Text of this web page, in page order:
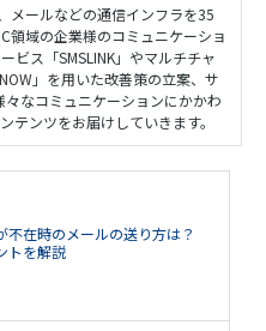
メールなどの通信インフラを35
領域の企業様のコミュニケーショ
ビス「SMSLINK」やマルチチャ
」を用いた改善策の立案、サ
なコミュニケーションにかかわ
テンツをお届けしていきます。
不在時のメールの送り方は？
トを解説